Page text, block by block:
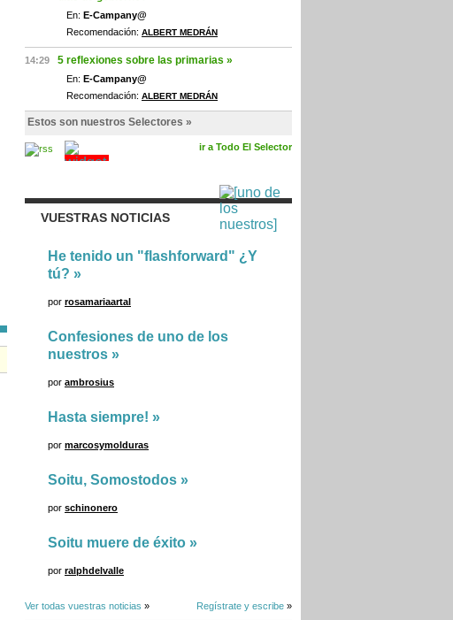
En: E-Campany@
Recomendación: ALBERT MEDRÁN
14:29 5 reflexiones sobre las primarias »
En: E-Campany@
Recomendación: ALBERT MEDRÁN
Estos son nuestros Selectores »
ir a Todo El Selector
VUESTRAS NOTICIAS
He tenido un "flashforward" ¿Y
tú? »
por rosamariaartal
Confesiones de uno de los
nuestros »
por ambrosius
Hasta siempre! »
por marcosymolduras
Soitu, Somostodos »
por schinonero
Soitu muere de éxito »
por ralphdelvalle
Ver todas vuestras noticias » Regístrate y escribe »